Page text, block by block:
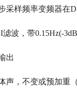
采样频率变频器在
滤波，带0.15Hz(-
出
声，不变或预加重